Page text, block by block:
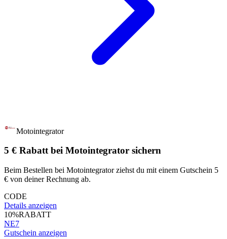
Motointegrator
5 € Rabatt bei Motointegrator sichern
Beim Bestellen bei Motointegrator ziehst du mit einem Gutschein 5
€ von deiner Rechnung ab.
CODE
Details anzeigen
10%RABATT
NE7
Gutschein anzeigen